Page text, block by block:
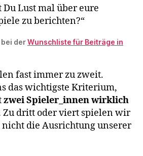
Du Lust mal über eure
zu berichten?“
derWunschliste für Beiträge in
fast immer zu zweit.
das wichtigste Kriterium,
zwei Spieler_innen wirklich
Zu dritt oder viert spielen wir
nicht die Ausrichtung unserer